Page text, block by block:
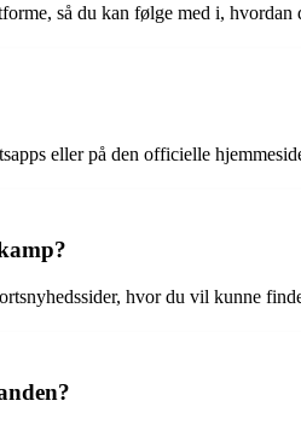
så du kan følge med i,
eller på den officielle
hvor du vil kunne